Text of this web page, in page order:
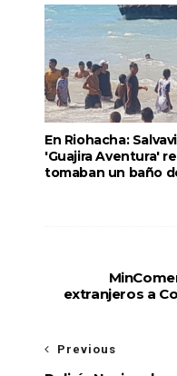
En Riohacha:
'Guajira Aventura'
tomaban un baño
extranjeros a
Previous